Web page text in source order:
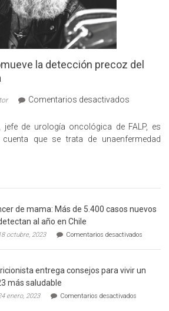
la detección precoz del
Comentarios desactivados
Cargo»,
promueve
de
jefe de urología oncológica de FALP, es
que se trata de unaenfermedad
de mama: Más de 5.400 casos nuevos
al año en Chile
octubre, 2023 Comentarios desactivados
de
Más
entrega consejos para vivir un
más saludable
enero, 2023 Comentarios desactivados